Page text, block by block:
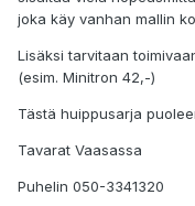
joka käy vanhan mallin
Lisäksi tarvitaan
(esim. Minitron 42,-)
Tästä huippusarja
Tavarat Vaasassa
Puhelin 050-3341320